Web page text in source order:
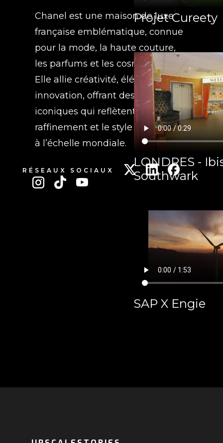
Chanel est une maison de luxe
française emblématique, connue
pour la mode, la haute couture,
les parfums et les cosmétiques.
Elle allie créativité, élégance et
innovation, offrant des produits
iconiques qui reflètent le
raffinement et le style intemporel
à l’échelle mondiale.
RÉSEAUX SOCIAUX
Projet Cureety
LONDRES -
Southwark
SAP X Engie